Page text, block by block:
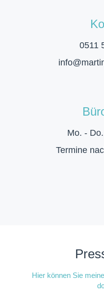
0511
Mo. -
Termine
Hier können Sie